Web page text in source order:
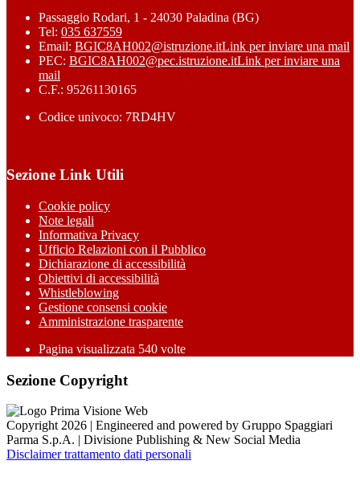
Passaggio Rodari, 1 - 24030 Paladina (BG)
Tel: 035 637559
Email: BGIC8AH002@istruzione.itLink per inviare una mail
PEC: BGIC8AH002@pec.istruzione.itLink per inviare una
mail
C.F.: 95261130165
Codice univoco: 7RD4HV
Sezione Link Utili
Cookie policy
Note legali
Informativa Privacy
Ufficio Relazioni con il Pubblico
Dichiarazione di accessibilità
Obiettivi di accessibilità
Whistleblowing
Gestione consensi cookie
Amministrazione trasparente
Pagina visualizzata 540 volte
Sezione Copyright
Copyright 2026 | Engineered and powered by Gruppo Spaggiari
Parma S.p.A. | Divisione Publishing & New Social Media
Disclaimer trattamento dati personali